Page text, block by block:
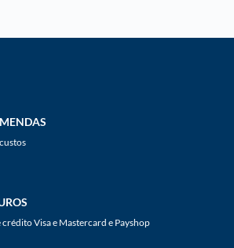
Visa e Mastercard e Payshop